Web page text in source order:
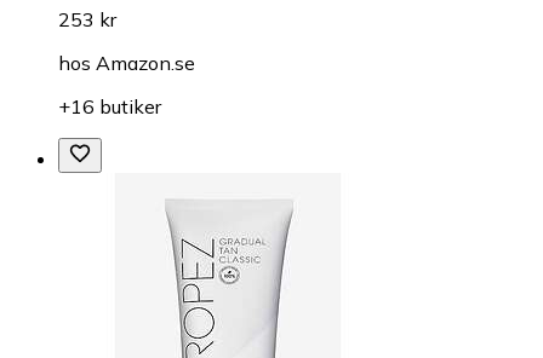
253 kr
hos Amazon.se
+16 butiker